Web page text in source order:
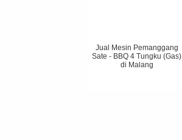
Jual Mesin Pemanggang
Sate - BBQ 4 Tungku (Gas)
di Malang